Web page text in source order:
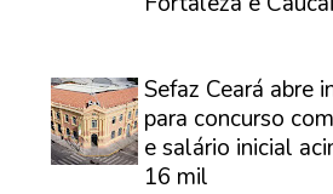
Sefaz Ceará abre
para concurso
e salário inicial
16 mil